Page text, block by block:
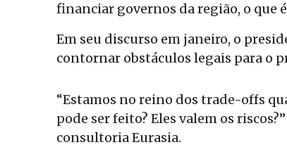
financiar governos da região, o que
Em seu discurso em janeiro, o
contornar obstáculos legais para o
“Estamos no reino dos trade-offs
pode ser feito? Eles valem os
consultoria Eurasia.